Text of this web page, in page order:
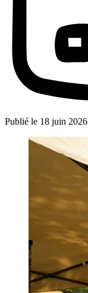
Publié le 18 juin 2026